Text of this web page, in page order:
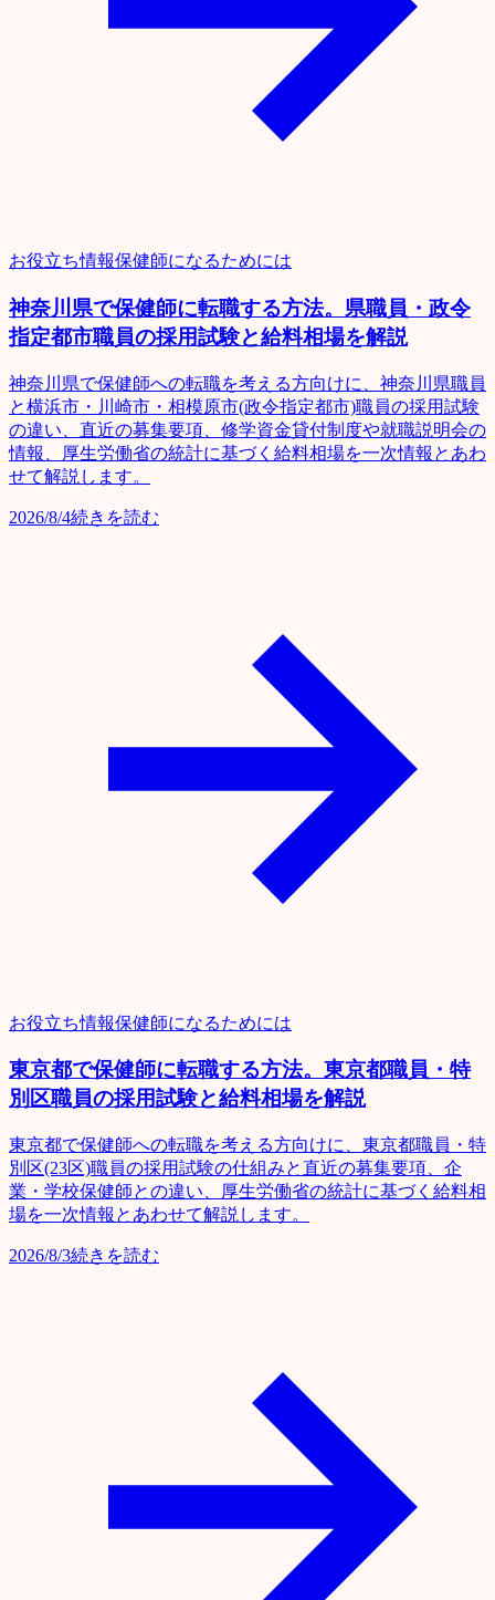
お役立ち情報保健師になるためには
神奈川県で保健師に転職する方法。県職員・政令
指定都市職員の採用試験と給料相場を解説
神奈川県で保健師への転職を考える方向けに、神奈川県職員
と横浜市・川崎市・相模原市(政令指定都市)職員の採用試験
の違い、直近の募集要項、修学資金貸付制度や就職説明会の
情報、厚生労働省の統計に基づく給料相場を一次情報とあわ
せて解説します。
2026/8/4続きを読む
お役立ち情報保健師になるためには
東京都で保健師に転職する方法。東京都職員・特
別区職員の採用試験と給料相場を解説
東京都で保健師への転職を考える方向けに、東京都職員・特
別区(23区)職員の採用試験の仕組みと直近の募集要項、企
業・学校保健師との違い、厚生労働省の統計に基づく給料相
場を一次情報とあわせて解説します。
2026/8/3続きを読む